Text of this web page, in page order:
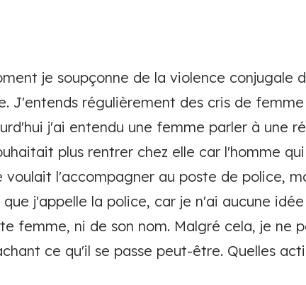
je soupçonne de la violence conjugale
J'entends régulièrement des cris de
j'ai entendu une femme parler à une
plus rentrer chez elle car l'homme
voulait l'accompagner au poste de police,
j'appelle la police, car je n'ai aucune
femme, ni de son nom. Malgré cela, je ne
ce qu'il se passe peut-être. Quelles